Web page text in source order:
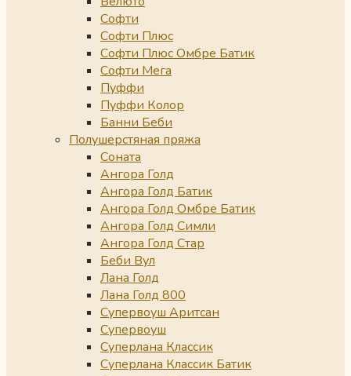
Софти
Софти Плюс
Софти Плюс Омбре Батик
Софти Мега
Пуффи
Пуффи Колор
Банни Беби
Полушерстяная пряжа
Соната
Ангора Голд
Ангора Голд Батик
Ангора Голд Омбре Батик
Ангора Голд Симли
Ангора Голд Стар
Беби Вул
Лана Голд
Лана Голд 800
Супервоуш Аритсан
Супервоуш
Суперлана Классик
Суперлана Классик Батик